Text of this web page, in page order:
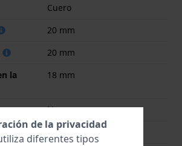
Cuero
20 mm
20 mm
la
18 mm
Negro
Negro
de la privacidad
diferentes tipos